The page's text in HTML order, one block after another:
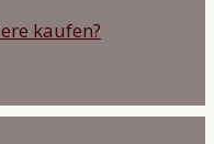
kaufen?